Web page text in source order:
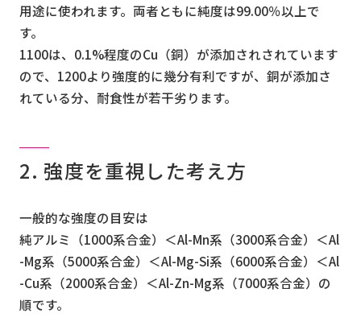
用途に使われます。両者ともに純度は99.00％以上で
す。
1100は、0.1%程度のCu（銅）が添加されされています
ので、1200より強度的に幾分有利ですが、銅が添加さ
れている分、耐食性が若干劣ります。
2. 強度を重視した考え方
一般的な強度の目安は
純アルミ（1000系合金）＜Al-Mn系（3000系合金）＜Al
-Mg系（5000系合金）＜Al-Mg-Si系（6000系合金）＜Al
-Cu系（2000系合金）＜Al-Zn-Mg系（7000系合金）の
順です。